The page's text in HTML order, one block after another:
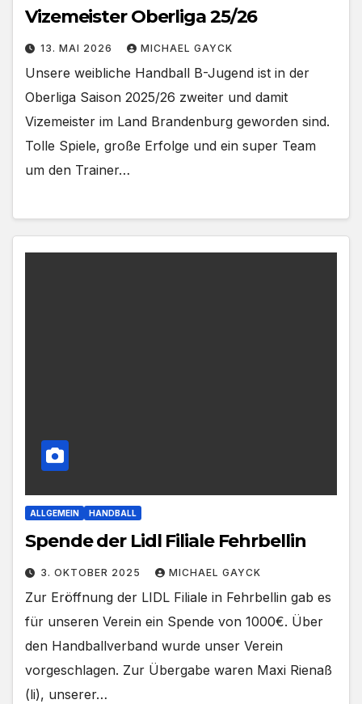
Vizemeister Oberliga 25/26
13. MAI 2026 MICHAEL GAYCK
Unsere weibliche Handball B-Jugend ist in der
Oberliga Saison 2025/26 zweiter und damit
Vizemeister im Land Brandenburg geworden sind.
Tolle Spiele, große Erfolge und ein super Team
um den Trainer…
ALLGEMEIN HANDBALL
Spende der Lidl Filiale Fehrbellin
3. OKTOBER 2025 MICHAEL GAYCK
Zur Eröffnung der LIDL Filiale in Fehrbellin gab es
für unseren Verein ein Spende von 1000€. Über
den Handballverband wurde unser Verein
vorgeschlagen. Zur Übergabe waren Maxi Rienaß
(li), unserer…